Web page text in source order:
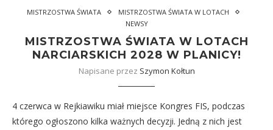
MISTRZOSTWA ŚWIATA
MISTRZOSTWA ŚWIATA W LOTACH
NEWSY
MISTRZOSTWA ŚWIATA W LOTACH
NARCIARSKICH 2028 W PLANICY!
Napisane przez Szymon Kołtun
4 czerwca w Rejkiawiku miał miejsce Kongres FIS, podczas
którego ogłoszono kilka ważnych decyzji. Jedną z nich jest